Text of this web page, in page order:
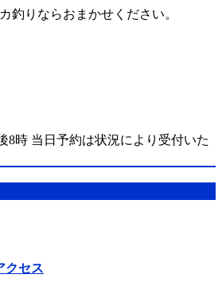
釣りならおまかせください。
8時 当日予約は状況により受付いた
クセス